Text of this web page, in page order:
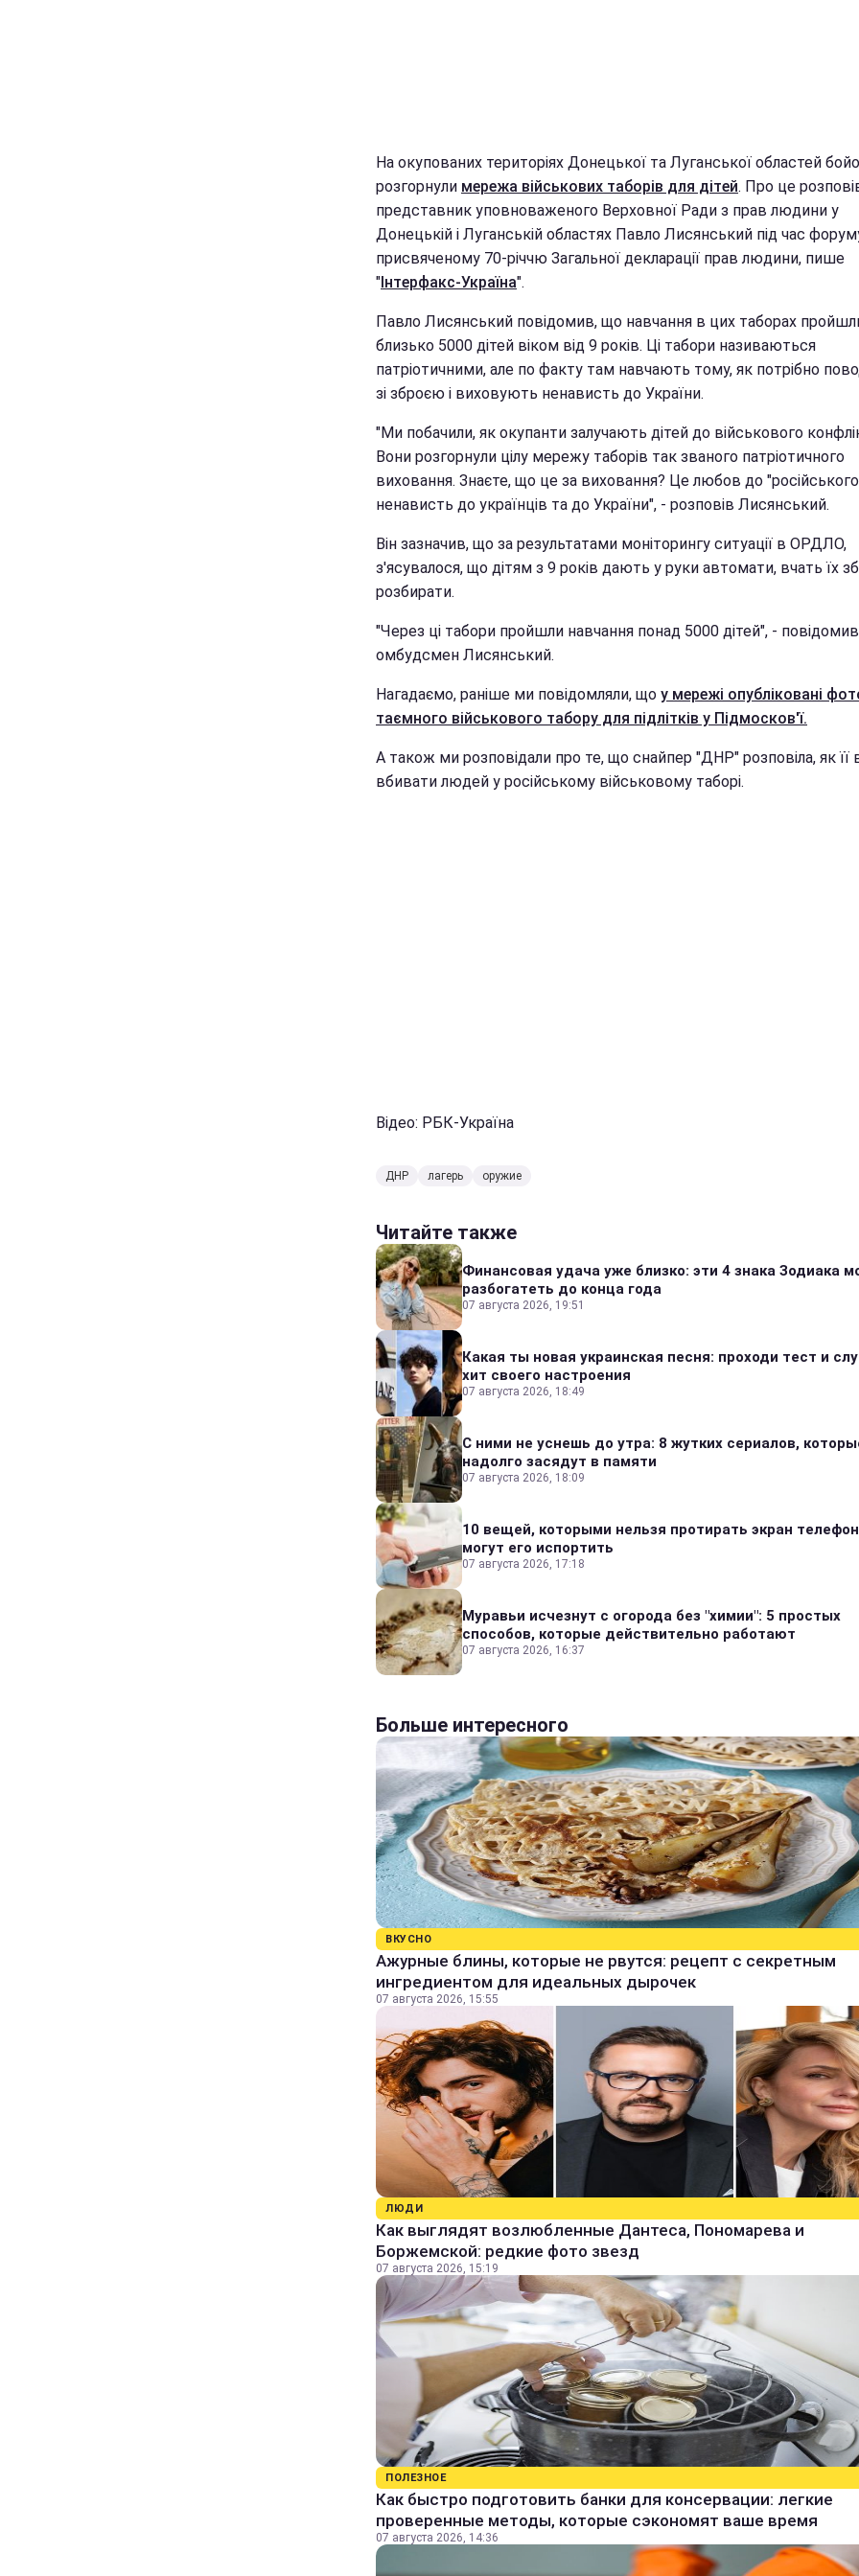
На окупованих територіях Донецької та Луганської областей
розгорнули мережа військових таборів для дітей. Про це
представник уповноваженого Верховної Ради з прав людини у
Донецькій і Луганській областях Павло Лисянський під час
присвяченому 70-річчю Загальної декларації прав людини, пише
" Інтерфакс-Україна".
Павло Лисянський повідомив, що навчання в цих таборах
близько 5000 дітей віком від 9 років. Ці табори називаються
патріотичними, але по факту там навчають тому, як потрібно
зі зброєю і виховують ненависть до України.
"Ми побачили, як окупанти залучають дітей до військового
Вони розгорнули цілу мережу таборів так званого патріотичного
виховання. Знаєте, що це за виховання? Це любов до "російського
ненависть до українців та до України", - розповів Лисянський.
Він зазначив, що за результатами моніторингу ситуації в ОРДЛО,
з'ясувалося, що дітям з 9 років дають у руки автомати, вчать їх
розбирати.
"Через ці табори пройшли навчання понад 5000 дітей", - повідомив
омбудсмен Лисянський.
Нагадаємо, раніше ми повідомляли, що у мережі опубліковані
таємного військового табору для підлітків у Підмосков'ї.
А також ми розповідали про те, що снайпер "ДНР" розповіла, як її
вбивати людей у російському військовому таборі.
Відео: РБК-Україна
ДНР лагерь оружие
Читайте также
Финансовая удача уже близко: эти 4 знака Зодиака
разбогатеть до конца года
07 августа 2026, 19:51
Какая ты новая украинская песня: проходи тест и
хит своего настроения
07 августа 2026, 18:49
С ними не уснешь до утра: 8 жутких сериалов,
надолго засядут в памяти
07 августа 2026, 18:09
10 вещей, которыми нельзя протирать экран
могут его испортить
07 августа 2026, 17:18
Муравьи исчезнут с огорода без "химии": 5 простых
способов, которые действительно работают
07 августа 2026, 16:37
Больше интересного
ВКУСНО
Ажурные блины, которые не рвутся: рецепт с секретным
ингредиентом для идеальных дырочек
07 августа 2026, 15:55
ЛЮДИ
Как выглядят возлюбленные Дантеса, Пономарева и
Боржемской: редкие фото звезд
07 августа 2026, 15:19
ПОЛЕЗНОЕ
Как быстро подготовить банки для консервации: легкие
проверенные методы, которые сэкономят ваше время
07 августа 2026, 14:36